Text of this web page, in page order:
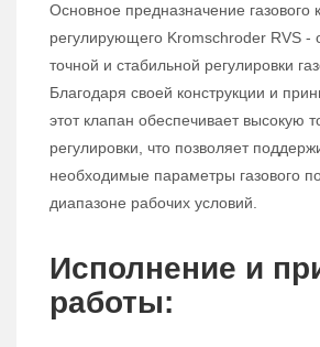
Основное предназначение газового
регулирующего Kromschroder RVS -
точной и стабильной регулировки
Благодаря своей конструкции и
этот клапан обеспечивает высокую
регулировки, что позволяет
необходимые параметры газового
диапазоне рабочих условий.
Исполнение и
работы: